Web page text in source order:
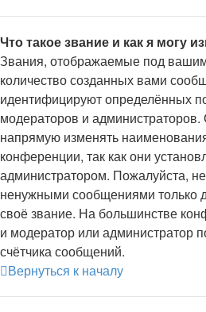
Что такое звание и как я могу
Звания, отображаемые под
количество созданных вами
идентифицируют определённых
модераторов и
напрямую изменять
конференции, так как они
администратором. Пожалуйста,
ненужными сообщениями только
своё звание. На большинстве
и модератор или администратор
счётчика сообщений.
Вернуться к началу